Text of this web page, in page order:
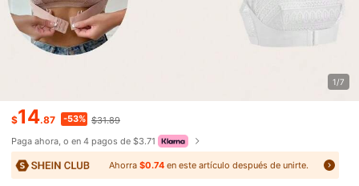
1/7
$14.87 -53% $31.89
Paga ahora, o en 4 pagos de $3.71
Ahorra$0.74 en este artículo después de unirte.